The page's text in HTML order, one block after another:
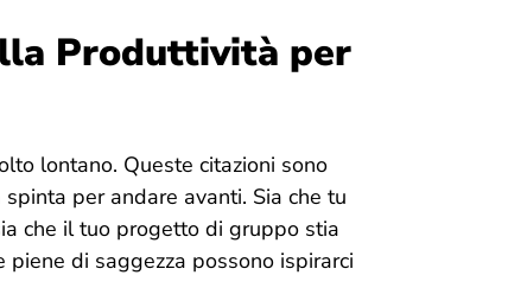
Produttività per
lontano. Queste citazioni sono
per andare avanti. Sia che tu
che il tuo progetto di gruppo stia
di saggezza possono ispirarci